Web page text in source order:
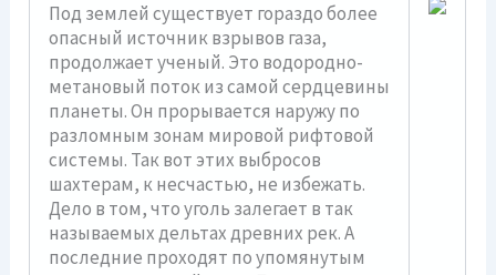
Под землей существует гораздо более
опасный источник взрывов газа,
продолжает ученый. Это водородно-
метановый поток из самой сердцевины
планеты. Он прорывается наружу по
разломным зонам мировой рифтовой
системы. Так вот этих выбросов
шахтерам, к несчастью, не избежать.
Дело в том, что уголь залегает в так
называемых дельтах древних рек. А
последние проходят по упомянутым